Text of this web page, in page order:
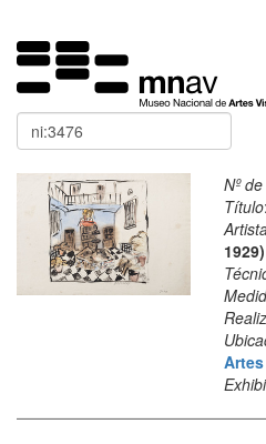
Buscar
Nº
Título:
1929)